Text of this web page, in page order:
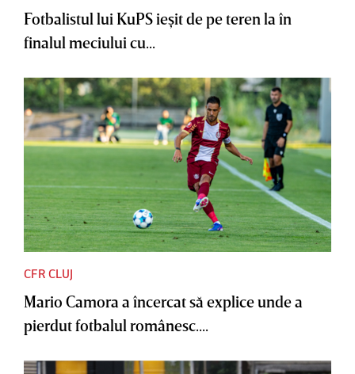
Fotbalistul lui KuPS ieşit de pe teren la în
finalul meciului cu...
CFR CLUJ
Mario Camora a încercat să explice unde a
pierdut fotbalul românesc....